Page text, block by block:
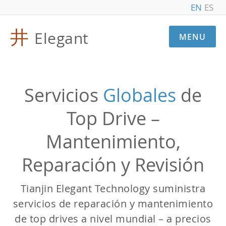
EN ES
MENU
井 Elegant
Servicios Globales de
Top Drive –
Mantenimiento,
Reparación y Revisión
Tianjin Elegant Technology suministra
servicios de reparación y mantenimiento
de top drives a nivel mundial – a precios